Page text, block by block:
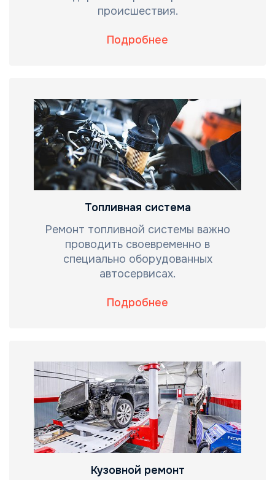
происшествия.
Подробнее
Топливная система
Ремонт топливной системы важно
проводить своевременно в
специально оборудованных
автосервисах.
Подробнее
Кузовной ремонт